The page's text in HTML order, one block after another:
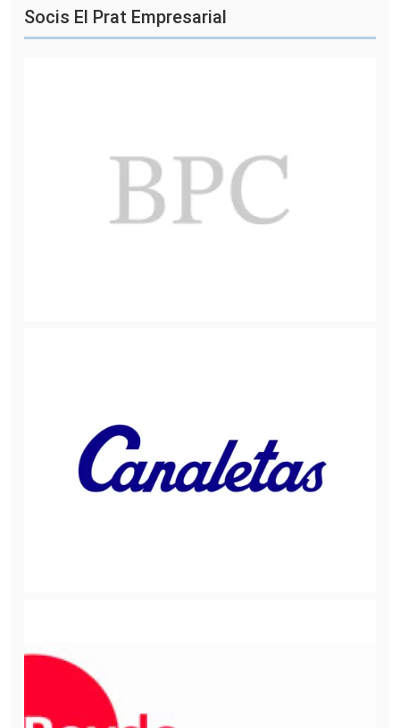
Socis El Prat Empresarial